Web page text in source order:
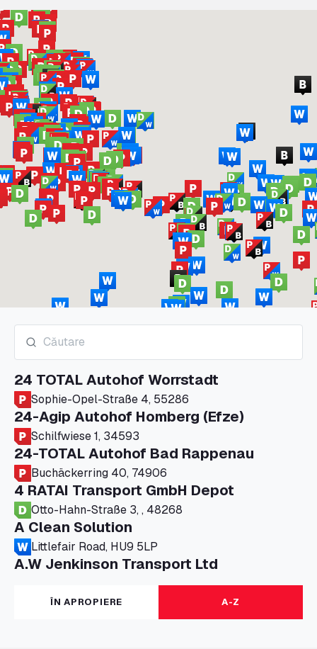
24 TOTAL Autohof Worrstadt
Sophie-Opel-Straße 4, 55286
24-Agip Autohof Homberg (Efze)
Schilfwiese 1, 34593
24-TOTAL Autohof Bad Rappenau
Buchäckerring 40, 74906
4 RATAI Transport GmbH Depot
Otto-Hahn-Straße 3, , 48268
A Clean Solution
Littlefair Road, HU9 5LP
A.W Jenkinson Transport Ltd
Progress House, ME11 5GA
A+G Nettetal - Depot Parking
Am Panneschopp 7, 41334
ÎN APROPIERE A-Z